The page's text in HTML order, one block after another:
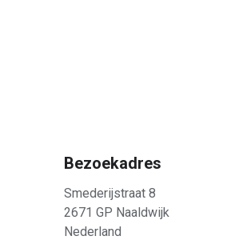
Bezoekadres
Smederijstraat 8
2671 GP Naaldwijk
Nederland